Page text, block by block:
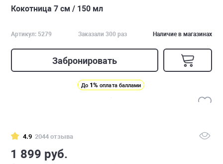
Кокотница 7 см / 150 мл
Артикул: 5279 Заказали 300 раз Наличие в магазинах
Забронировать
До 1% оплата баллами
4.9 2044 отзыва
1 899 руб.